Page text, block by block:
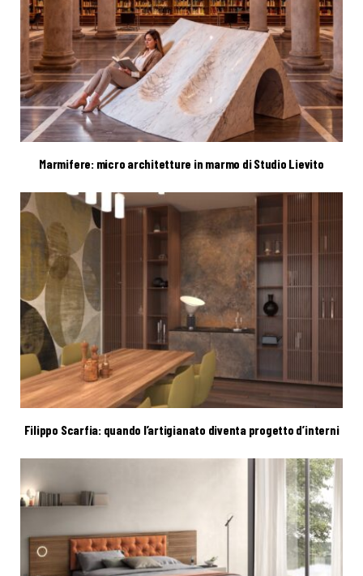
Marmifere: micro architetture in marmo di Studio Lievito
Filippo Scarfia: quando l’artigianato diventa progetto d’interni